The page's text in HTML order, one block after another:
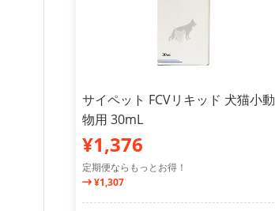
サイペット FCVリキッド 犬猫小動
物用 30mL
¥1,376
定期便ならもっとお得！
¥1,307